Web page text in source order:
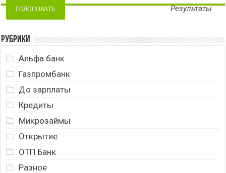
Результаты
Рубрики
Альфа банк
Газпромбанк
До зарплаты
Кредиты
Микрозаймы
Открытие
ОТП Банк
Разное